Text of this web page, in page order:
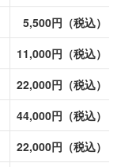
5,500円（税込）
11,000円（税込）
22,000円（税込）
44,000円（税込）
22,000円（税込）